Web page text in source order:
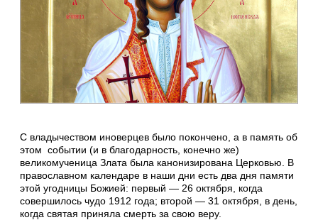
С владычеством иноверцев было покончено, а в память об
этом событии (и в благодарность, конечно же)
великомученица Злата была канонизирована Церковью. В
православном календаре в наши дни есть два дня памяти
этой угодницы Божией: первый — 26 октября, когда
совершилось чудо 1912 года; второй — 31 октября, в день,
когда святая приняла смерть за свою веру.